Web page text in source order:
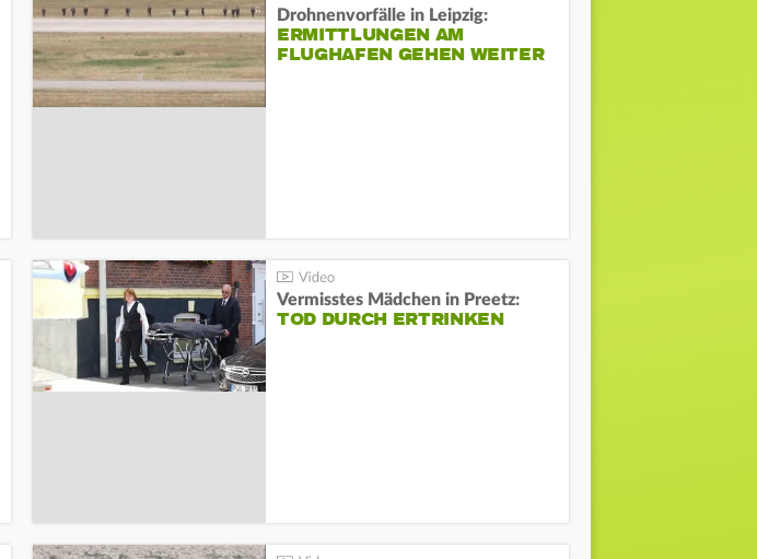
Drohnenvorfälle in Leipzig:
ERMITTLUNGEN AM
FLUGHAFEN GEHEN WEITER
Vermisstes Mädchen in Preetz:
TOD DURCH ERTRINKEN